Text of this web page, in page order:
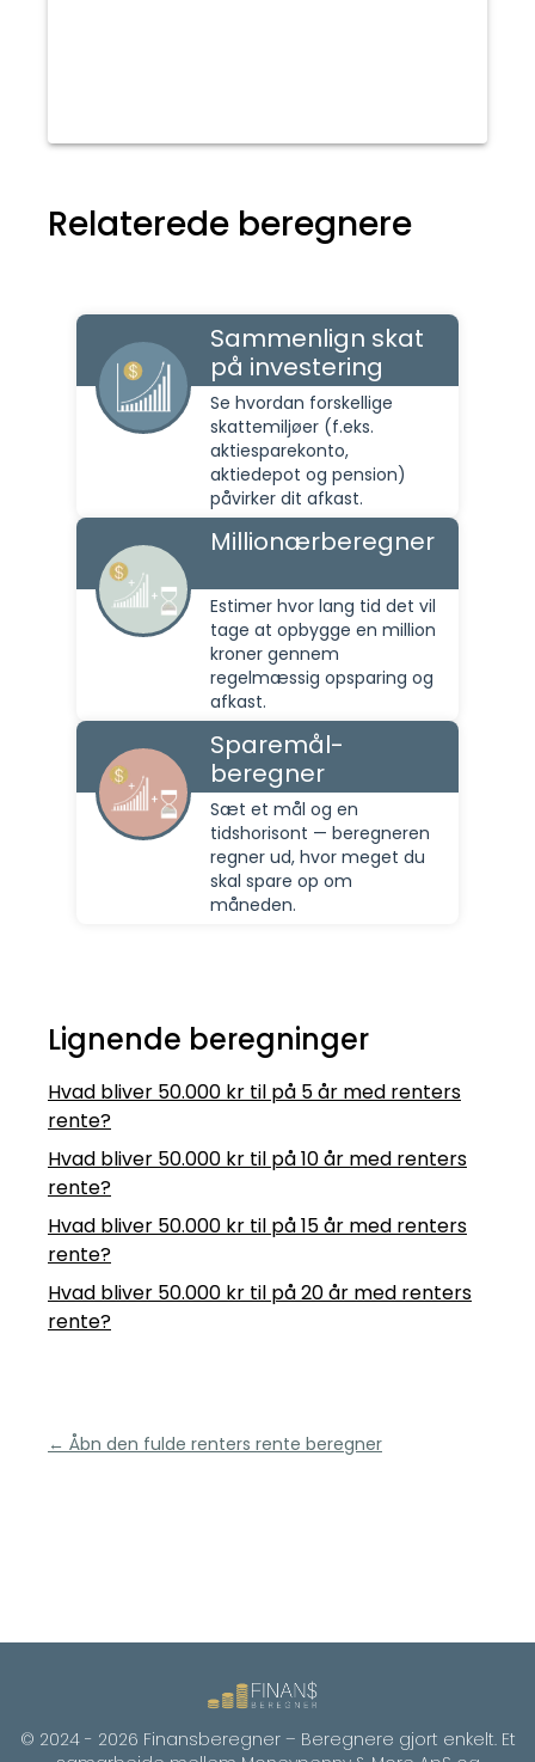
Relaterede beregnere
Sammenlign skat
på investering
Se hvordan forskellige
skattemiljøer (f.eks.
aktiesparekonto,
aktiedepot og pension)
påvirker dit afkast.
Millionærberegner
Estimer hvor lang tid det vil
tage at opbygge en million
kroner gennem
regelmæssig opsparing og
afkast.
Sparemål-
beregner
Sæt et mål og en
tidshorisont — beregneren
regner ud, hvor meget du
skal spare op om
måneden.
Lignende beregninger
Hvad bliver 50.000 kr til på 5 år med renters
rente?
Hvad bliver 50.000 kr til på 10 år med renters
rente?
Hvad bliver 50.000 kr til på 15 år med renters
rente?
Hvad bliver 50.000 kr til på 20 år med renters
rente?
← Åbn den fulde renters rente beregner
© 2024 - 2026 Finansberegner – Beregnere gjort enkelt. Et